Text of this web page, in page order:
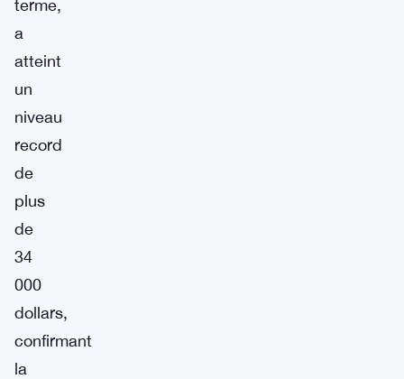
terme,
a
atteint
un
niveau
record
de
plus
de
34
000
dollars,
confirmant
la